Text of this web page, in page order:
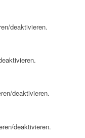
deaktivieren.
deaktivieren.
deaktivieren.